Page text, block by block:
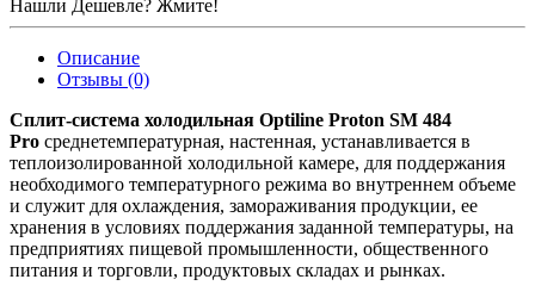
Нашли Дешевле? Жмите!
Описание
Отзывы (0)
Сплит-система холодильная Optiline Proton SM 484
Pro среднетемпературная, настенная, устанавливается в
теплоизолированной холодильной камере, для поддержания
необходимого температурного режима во внутреннем объеме
и служит для охлаждения, замораживания продукции, ее
хранения в условиях поддержания заданной температуры, на
предприятиях пищевой промышленности, общественного
питания и торговли, продуктовых складах и рынках.